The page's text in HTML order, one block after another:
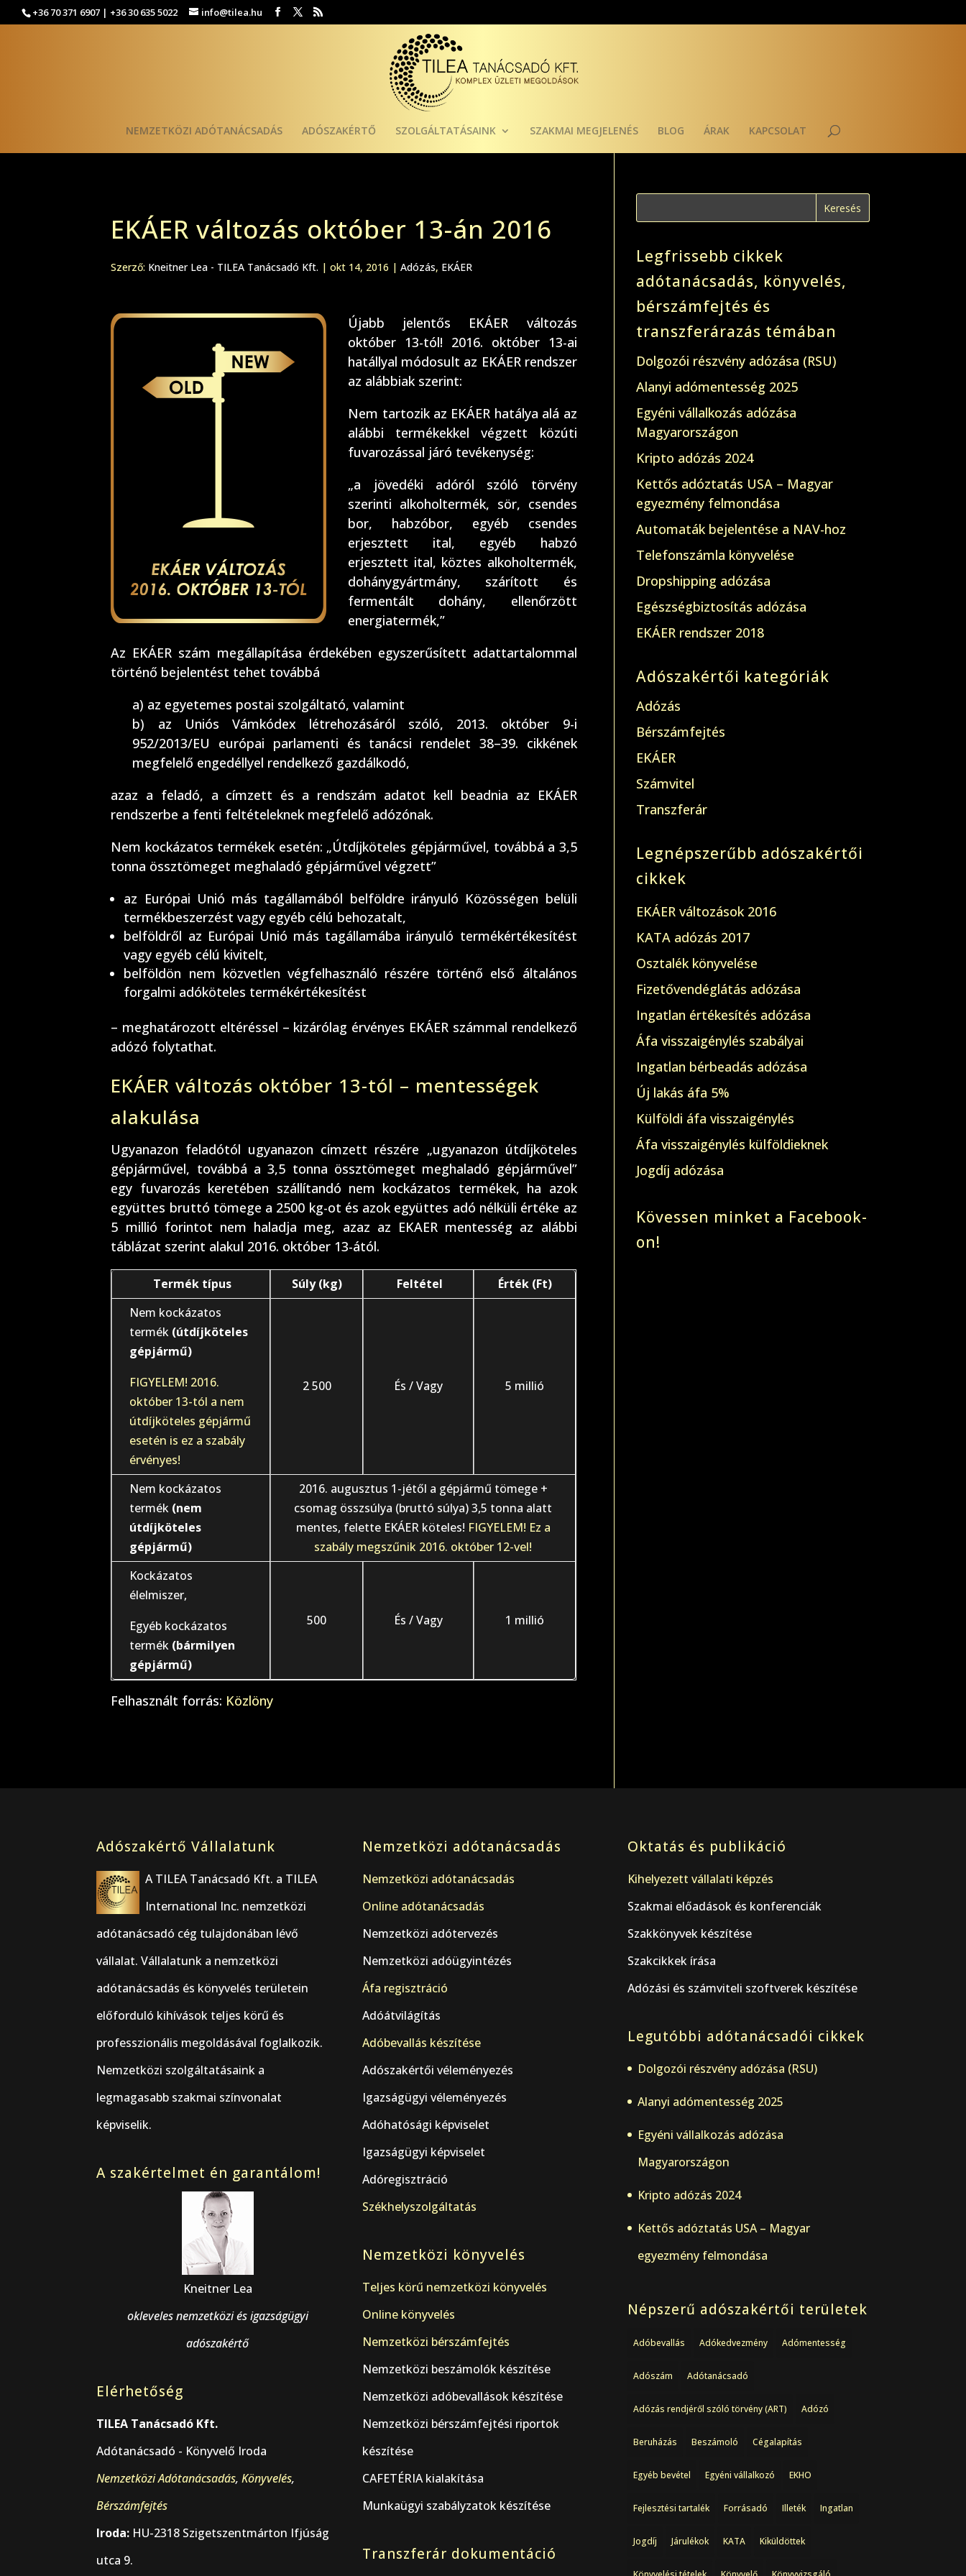
+36 70 371 6907 | +36 30 635 5022 info@tilea.hu
NEMZETKÖZI ADÓTANÁCSADÁS ADÓSZAKÉRTŐ SZOLGÁLTATÁSAINK SZAKMAI MEGJELENÉS BLOG ÁRAK KAPCSOLAT
EKÁER változás október 13-án 2016
Szerző: Kneitner Lea - TILEA Tanácsadó Kft. |okt 14, 2016 |Adózás, EKÁER
Újabb jelentős EKÁER változás
október 13-tól! 2016. október 13-ai
hatállyal módosult az EKÁER rendszer
az alábbiak szerint:
Nem tartozik az EKÁER hatálya alá az
alábbi termékekkel végzett közúti
fuvarozással járó tevékenység:
„a jövedéki adóról szóló törvény
szerinti alkoholtermék, sör, csendes
bor, habzóbor, egyéb csendes
erjesztett ital, egyéb habzó
erjesztett ital, köztes alkoholtermék,
dohánygyártmány, szárított és
fermentált dohány, ellenőrzött
energiatermék,”
Az EKÁER szám megállapítása érdekében egyszerűsített adattartalommal
történő bejelentést tehet továbbá
a) az egyetemes postai szolgáltató, valamint
b) az Uniós Vámkódex létrehozásáról szóló, 2013. október 9-i
952/2013/EU európai parlamenti és tanácsi rendelet 38–39. cikkének
megfelelő engedéllyel rendelkező gazdálkodó,
azaz a feladó, a címzett és a rendszám adatot kell beadnia az EKÁER
rendszerbe a fenti feltételeknek megfelelő adózónak.
Nem kockázatos termékek esetén: „Útdíjköteles gépjárművel, továbbá a 3,5
tonna össztömeget meghaladó gépjárművel végzett”
az Európai Unió más tagállamából belföldre irányuló Közösségen belüli
termékbeszerzést vagy egyéb célú behozatalt,
belföldről az Európai Unió más tagállamába irányuló termékértékesítést
vagy egyéb célú kivitelt,
belföldön nem közvetlen végfelhasználó részére történő első általános
forgalmi adóköteles termékértékesítést
– meghatározott eltéréssel – kizárólag érvényes EKÁER számmal rendelkező
adózó folytathat.
EKÁER változás október 13-tól – mentességek
alakulása
Ugyanazon feladótól ugyanazon címzett részére „ugyanazon útdíjköteles
gépjárművel, továbbá a 3,5 tonna össztömeget meghaladó gépjárművel”
egy fuvarozás keretében szállítandó nem kockázatos termékek, ha azok
együttes bruttó tömege a 2500 kg-ot és azok együttes adó nélküli értéke az
5 millió forintot nem haladja meg, azaz az EKAER mentesség az alábbi
táblázat szerint alakul 2016. október 13-ától.
Termék típus Súly (kg) Feltétel
Érték (Ft)
Nem kockázatos
termék (útdíjköteles
gépjármű)
FIGYELEM! 2016.
október 13-tól a nem
útdíjköteles gépjármű
esetén is ez a szabály
érvényes!
2 500 És / Vagy 5 millió
Nem kockázatos
termék (nem
útdíjköteles
gépjármű)
2016. augusztus 1-jétől a gépjármű tömege +
csomag összsúlya (bruttó súlya) 3,5 tonna alatt
mentes, felette EKÁER köteles! FIGYELEM! Ez a
szabály megszűnik 2016. október 12-vel!
Kockázatos
élelmiszer,
Egyéb kockázatos
termék (bármilyen
gépjármű)
500 És / Vagy 1 millió
Felhasznált forrás: Közlöny
Legfrissebb cikkek
adótanácsadás, könyvelés,
bérszámfejtés és
transzferárazás témában
Dolgozói részvény adózása (RSU)
Alanyi adómentesség 2025
Egyéni vállalkozás adózása
Magyarországon
Kripto adózás 2024
Kettős adóztatás USA – Magyar
egyezmény felmondása
Automaták bejelentése a NAV-hoz
Telefonszámla könyvelése
Dropshipping adózása
Egészségbiztosítás adózása
EKÁER rendszer 2018
Adószakértői kategóriák
Adózás
Bérszámfejtés
EKÁER
Számvitel
Transzferár
Legnépszerűbb adószakértői
cikkek
EKÁER változások 2016
KATA adózás 2017
Osztalék könyvelése
Fizetővendéglátás adózása
Ingatlan értékesítés adózása
Áfa visszaigénylés szabályai
Ingatlan bérbeadás adózása
Új lakás áfa 5%
Külföldi áfa visszaigénylés
Áfa visszaigénylés külföldieknek
Jogdíj adózása
Kövessen minket a Facebook-
on!
Adószakértő Vállalatunk
A TILEA Tanácsadó Kft. a TILEA
International Inc. nemzetközi
adótanácsadó cég tulajdonában lévő
vállalat. Vállalatunk a nemzetközi
adótanácsadás és könyvelés területein
előforduló kihívások teljes körű és
professzionális megoldásával foglalkozik.
Nemzetközi szolgáltatásaink a
legmagasabb szakmai színvonalat
képviselik.
A szakértelmet én garantálom!
Kneitner Lea
okleveles nemzetközi és igazságügyi
adószakértő
Elérhetőség
TILEA Tanácsadó Kft.
Adótanácsadó - Könyvelő Iroda
Nemzetközi Adótanácsadás,Könyvelés,
Bérszámfejtés
Iroda: HU-2318 Szigetszentmárton Ifjúság
utca 9.
Nemzetközi adótanácsadás
Nemzetközi adótanácsadás
Online adótanácsadás
Nemzetközi adótervezés
Nemzetközi adóügyintézés
Áfa regisztráció
Adóátvilágítás
Adóbevallás készítése
Adószakértői véleményezés
Igazságügyi véleményezés
Adóhatósági képviselet
Igazságügyi képviselet
Adóregisztráció
Székhelyszolgáltatás
Nemzetközi könyvelés
Teljes körű nemzetközi könyvelés
Online könyvelés
Nemzetközi bérszámfejtés
Nemzetközi beszámolók készítése
Nemzetközi adóbevallások készítése
Nemzetközi bérszámfejtési riportok
készítése
CAFETÉRIA kialakítása
Munkaügyi szabályzatok készítése
Transzferár dokumentáció
Oktatás és publikáció
Kihelyezett vállalati képzés
Szakmai előadások és konferenciák
Szakkönyvek készítése
Szakcikkek írása
Adózási és számviteli szoftverek készítése
Legutóbbi adótanácsadói cikkek
Dolgozói részvény adózása (RSU)
Alanyi adómentesség 2025
Egyéni vállalkozás adózása
Magyarországon
Kripto adózás 2024
Kettős adóztatás USA – Magyar
egyezmény felmondása
Népszerű adószakértői területek
Adóbevallás Adókedvezmény Adómentesség
Adószám Adótanácsadó
Adózás rendjéről szóló törvény (ART) Adózó
Beruházás Beszámoló Cégalapítás
Egyéb bevétel Egyéni vállalkozó EKHO
Fejlesztési tartalék Forrásadó Illeték Ingatlan
Jogdíj Járulékok KATA Kiküldöttek